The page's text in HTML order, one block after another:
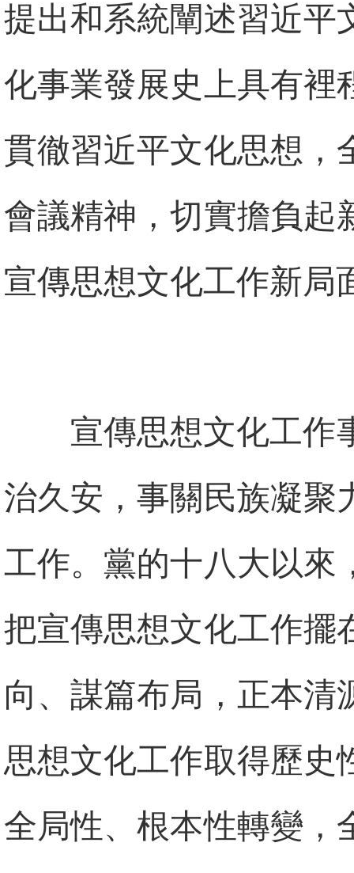
提出和系統闡述習近平
化事業發展史上具有裡
貫徹習近平文化思想，
會議精神，切實擔負起
宣傳思想文化工作新局
宣傳思想文化工作
治久安，事關民族凝聚
工作。黨的十八大以來
把宣傳思想文化工作擺
向、謀篇布局，正本清
思想文化工作取得歷史
全局性、根本性轉變，